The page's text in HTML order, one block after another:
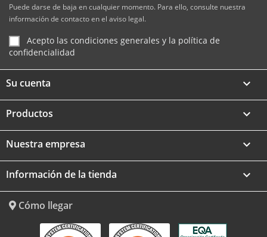
Puede darse de baja en cualquier momento. Para ello, consulte nuestra
información de contacto en el aviso legal.
Acepto las condiciones generales y la política de
confidencialidad
Su cuenta 
Productos 
Nuestra empresa 
Información de la tienda keyboard_arrow_down
Cómo llegar